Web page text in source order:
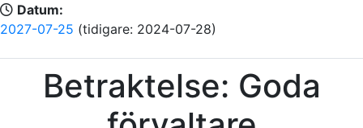
Datum:
2027-07-25 (tidigare: 2024-07-28)
Betraktelse: Goda